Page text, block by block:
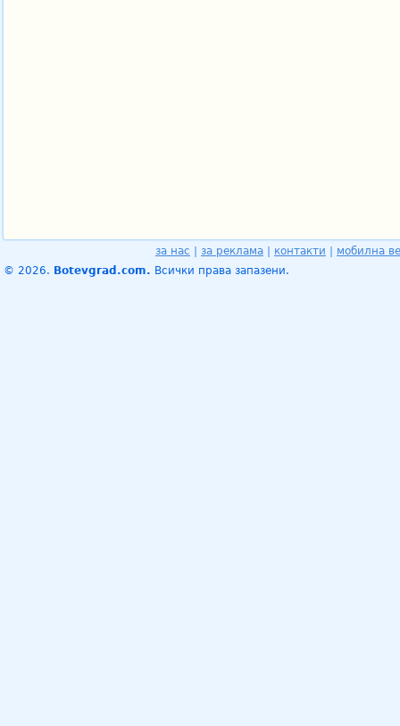
за нас за реклама контакти
мобилна
© 2026. Botevgrad.com. Всички права запазени.